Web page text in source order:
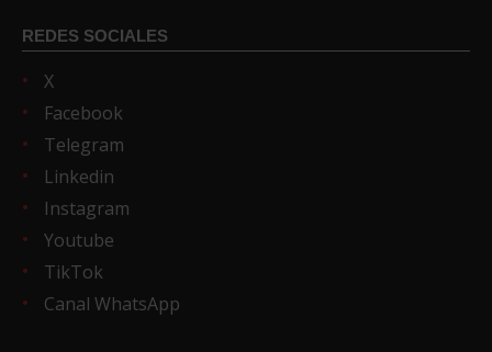
REDES SOCIALES
X
Facebook
Telegram
Linkedin
Instagram
Youtube
TikTok
Canal WhatsApp